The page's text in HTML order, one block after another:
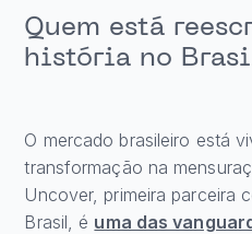
Quem está
história no
O mercado brasileiro está
transformação na
Uncover, primeira parceira
Brasil, é uma das